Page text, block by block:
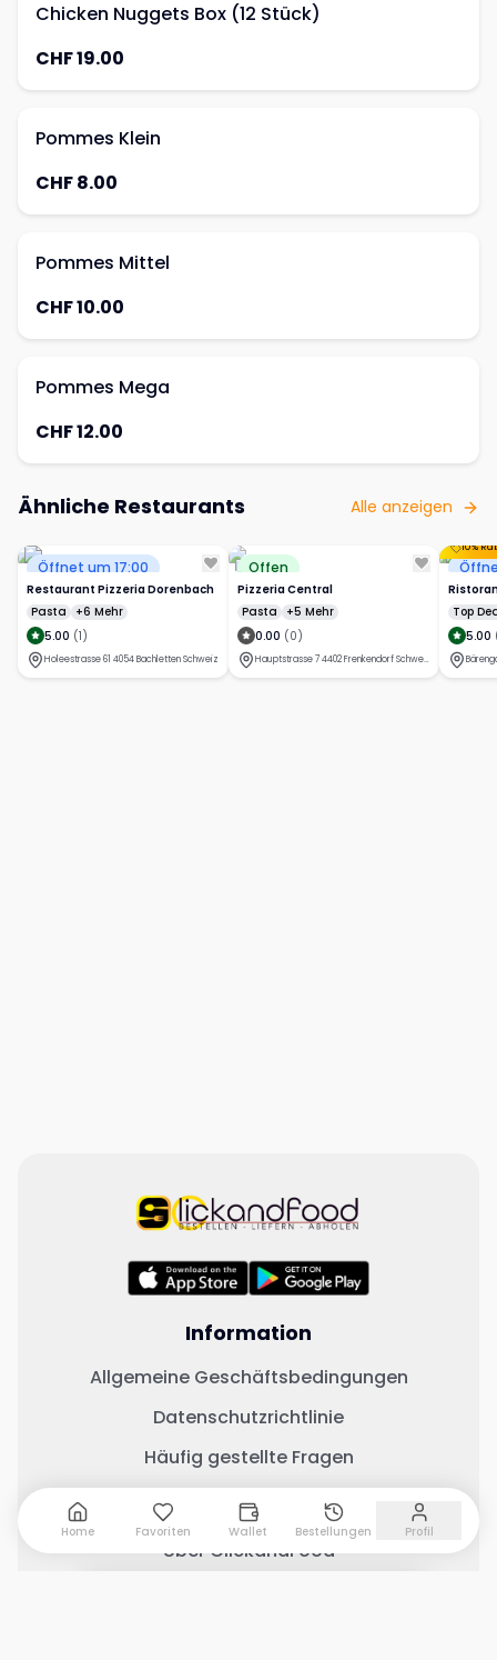
Chicken Nuggets Box (12 Stück)
CHF 19.00
Pommes Klein
CHF 8.00
Pommes Mittel
CHF 10.00
Pommes Mega
CHF 12.00
Ähnliche Restaurants Alle anzeigen
Öffnet um 17:00
Restaurant Pizzeria Dorenbach
Pasta
+6 Mehr
5.00 (1)
Holeestrasse 61 4054 Bachletten Schweiz
Offen
Pizzeria Central
Pasta
+5 Mehr
0.00 (0)
Hauptstrasse 7 4402 Frenkendorf Schweiz
Top
5.00
Information
Allgemeine Geschäftsbedingungen
Datenschutzrichtlinie
Häufig gestellte Fragen
Wichtige Links
Über ClickandFood
Home Favoriten Wallet Bestellungen Profil